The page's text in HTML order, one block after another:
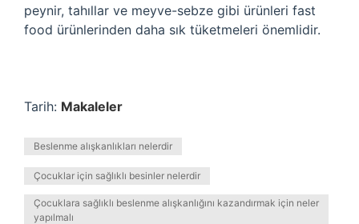
peynir, tahıllar ve meyve-sebze gibi ürünleri fast
food ürünlerinden daha sık tüketmeleri önemlidir.
Tarih: Makaleler
Beslenme alışkanlıkları nelerdir
Çocuklar için sağlıklı besinler nelerdir
Çocuklara sağlıklı beslenme alışkanlığını kazandırmak için neler
yapılmalı